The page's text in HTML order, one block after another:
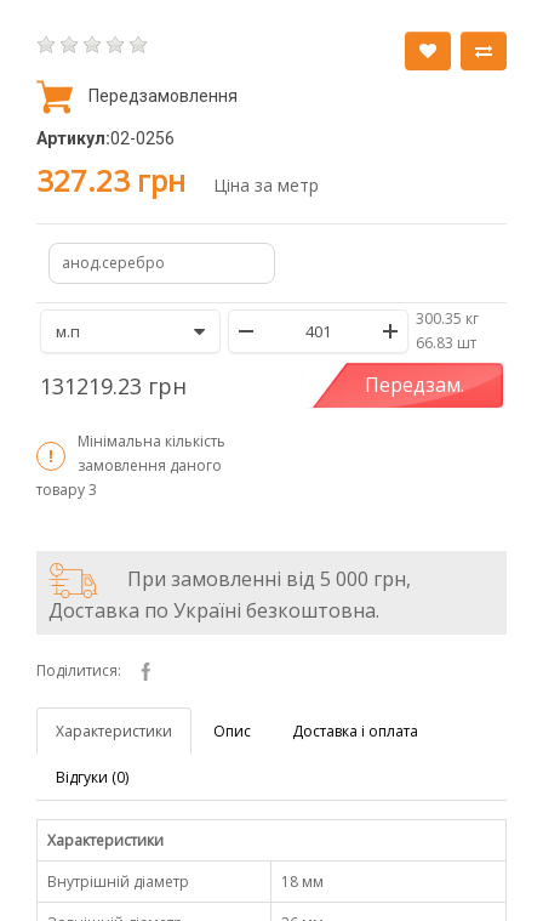
Передзамовлення
Артикул:02-0256
327.23 грн Ціна за метр
анод.серебро
300.35 кг
/66.83 шт
131219.23 грн Передзам.
Мінімальна кількість
замовлення даного
товару3
При замовленні від 5 000 грн,
Доставка по Україні безкоштовна.
Поділитися:
Характеристики Опис Доставка і оплата
Відгуки (0)
Характеристики
Внутрішній діаметр
18 мм